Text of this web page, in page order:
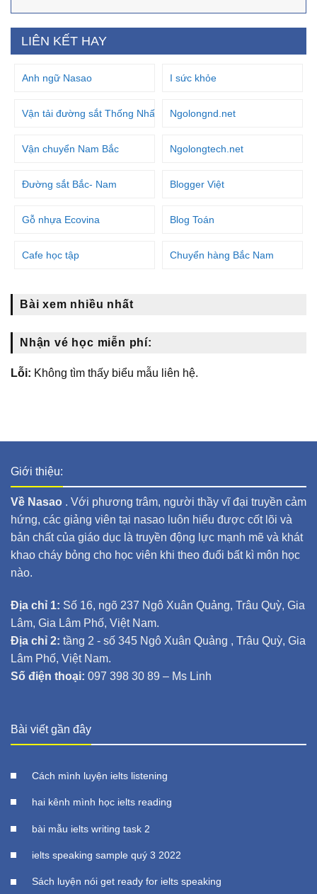
LIÊN KẾT HAY
Anh ngữ Nasao I sức khỏe
Vận tải đường sắt Thống Nhất Ngolongnd.net
Vận chuyển Nam Bắc Ngolongtech.net
Đường sắt Bắc- Nam Blogger Việt
Gỗ nhựa Ecovina Blog Toán
Cafe học tập Chuyển hàng Bắc Nam
Bài xem nhiều nhất
Nhận vé học miễn phí:
Lỗi: Không tìm thấy biểu mẫu liên hệ.
Giới thiệu:
Về Nasao . Với phương trâm, người thầy vĩ đại truyền cảm
hứng, các giảng viên tại nasao luôn hiểu được cốt lõi và
bản chất của giáo dục là truyền động lực mạnh mẽ và khát
khao cháy bỏng cho học viên khi theo đuổi bất kì môn học
nào.
Địa chỉ 1: Số 16, ngõ 237 Ngô Xuân Quảng, Trâu Quỳ, Gia
Lâm, Gia Lâm Phố, Việt Nam.
Địa chỉ 2: tầng 2 - số 345 Ngô Xuân Quảng , Trâu Quỳ, Gia
Lâm Phố, Việt Nam.
Số điện thoại: 097 398 30 89 – Ms Linh
Bài viết gần đây
Cách mình luyện ielts listening
hai kênh mình học ielts reading
bài mẫu ielts writing task 2
ielts speaking sample quý 3 2022
Sách luyện nói get ready for ielts speaking